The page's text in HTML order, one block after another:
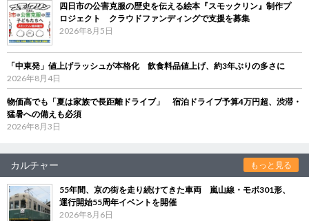
四日市の公害克服の歴史を伝える絵本『スモックリン』制作プ
ロジェクト クラウドファンディングで支援を募集
2026年8月5日
「中東発」値上げラッシュが本格化 飲食料品値上げ、約3年ぶりの多さに
2026年8月4日
物価高でも「夏は家族で長距離ドライブ」 宿泊ドライブ予算4万円超、渋滞・
猛暑への備えも必須
2026年8月3日
カルチャー もっと見る
55年間、京の街を走り続けてきた車両 嵐山線・モボ301形、
運行開始55周年イベントを開催
2026年8月6日